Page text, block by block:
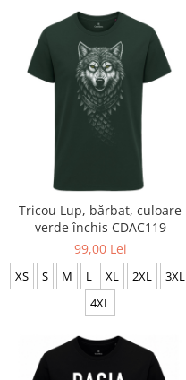
Tricou Lup, bărbat, culoare
verde închis CDAC119
99,00 Lei
XS S M L XL 2XL
3XL
4XL